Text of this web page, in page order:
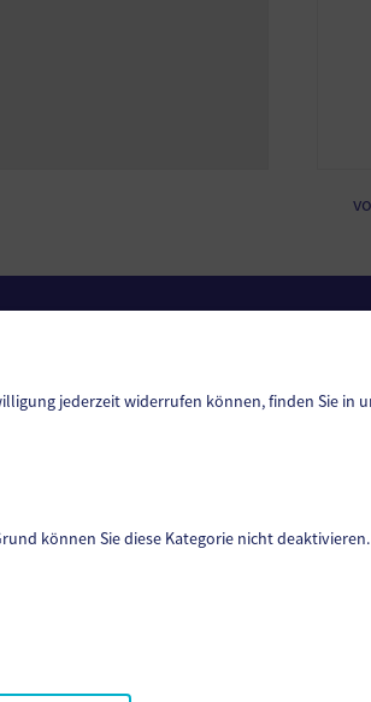
jederzeit widerrufen können, finden Sie in
können Sie diese Kategorie nicht deaktivieren.